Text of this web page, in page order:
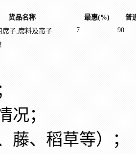
货品名称 最惠(%)
普
席子,席料及帘子 7
90
况；
藤、稻草等）；